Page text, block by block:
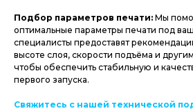
Подбор параметров печати: Мы
оптимальные параметры печати под
специалисты предоставят
высоте слоя, скорости подъёма и
чтобы обеспечить стабильную и
первого запуска.
Свяжитесь с нашей технической